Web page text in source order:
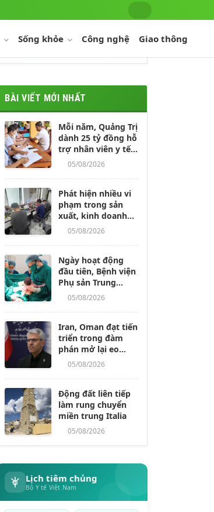
Sống khỏe Công nghệ Giao thông
BÀI VIẾT MỚI NHẤT
Mỗi năm, Quảng Trị
dành 25 tỷ đồng hỗ
trợ nhân viên y tế
và cô đỡ thôn, bản
05/08/2026
Phát hiện nhiều vi
phạm trong sản
xuất, kinh doanh
răng giả trên địa
05/08/2026
Ngày hoạt động
đầu tiên, Bệnh viện
Phụ sản Trung
ương cơ sở 2 đón
05/08/2026
Iran, Oman đạt tiến
triển trong đàm
phán mở lại eo
biển Hormuz
05/08/2026
Động đất liên tiếp
làm rung chuyển
miền trung Italia
05/08/2026
Lịch tiêm chủng
Bộ Y tế Việt Nam